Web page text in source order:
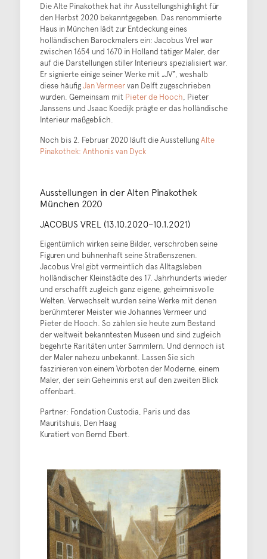
Die Alte Pinakothek hat ihr Ausstellungshighlight für
den Herbst 2020 bekanntgegeben. Das renommierte
Haus in München lädt zur Entdeckung eines
holländischen Barockmalers ein: Jacobus Vrel war
zwischen 1654 und 1670 in Holland tätiger Maler, der
auf die Darstellungen stiller Interieurs spezialisiert war.
Er signierte einige seiner Werke mit „JV“, weshalb
diese häufigJan Vermeervan Delft zugeschrieben
wurden. Gemeinsam mit Pieter de Hooch, Pieter
Janssens und Jsaac Koedijk prägte er das holländische
Interieur maßgeblich.
Noch bis 2. Februar 2020 läuft die AusstellungAlte
Pinakothek: Anthonis van Dyck
Ausstellungen in der Alten Pinakothek
München 2020
JACOBUS VREL (13.10.2020–10.1.2021)
Eigentümlich wirken seine Bilder, verschroben seine
Figuren und bühnenhaft seine Straßenszenen.
Jacobus Vrel gibt vermeintlich das Alltagsleben
holländischer Kleinstädte des 17. Jahrhunderts wieder
und erschafft zugleich ganz eigene, geheimnisvolle
Welten. Verwechselt wurden seine Werke mit denen
berühmterer Meister wie Johannes Vermeer und
Pieter de Hooch. So zählen sie heute zum Bestand
der weltweit bekanntesten Museen und sind zugleich
begehrte Raritäten unter Sammlern. Und dennoch ist
der Maler nahezu unbekannt. Lassen Sie sich
faszinieren von einem Vorboten der Moderne, einem
Maler, der sein Geheimnis erst auf den zweiten Blick
offenbart.
Partner: Fondation Custodia, Paris und das
Mauritshuis, Den Haag
Kuratiert von Bernd Ebert.